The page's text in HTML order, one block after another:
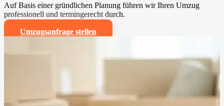
Auf Basis einer gründlichen Planung führen wir Ihren Umzug
professionell und termingerecht durch.
Umzugsanfrage stellen